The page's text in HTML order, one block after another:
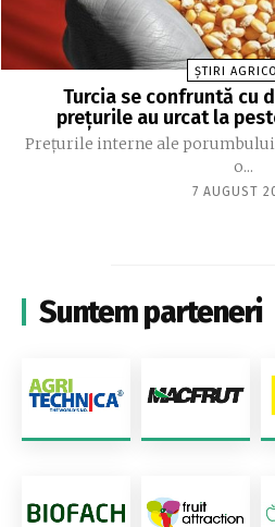
ȘTIRI
Turcia se confruntă cu
prețurile au urcat la
Prețurile interne ale
o...
7 AUGUST
Suntem parteneri